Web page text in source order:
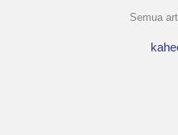
Semua